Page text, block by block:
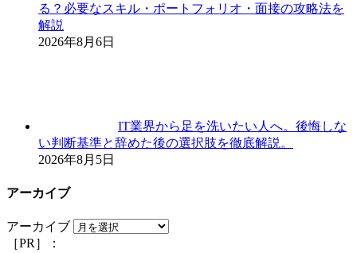
る？必要なスキル・ポートフォリオ・面接の攻略法を
解説
2026年8月6日
IT業界から足を洗いたい人へ。後悔しな
い判断基準と辞めた後の選択肢を徹底解説。
2026年8月5日
アーカイブ
アーカイブ
［PR］：